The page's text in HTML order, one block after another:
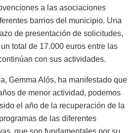
a las asociaciones
barrios del municipio. Una
de presentación de solicitudes,
total de 17.000 euros entre las
con sus actividades.
Gemma Alós, ha manifestado que
de menor actividad, podemos
el año de la recuperación de la
de las diferentes